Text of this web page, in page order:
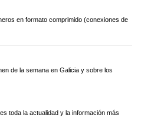
en formato comprimido (conexiones de
de la semana en Galicia y sobre los
toda la actualidad y la información más